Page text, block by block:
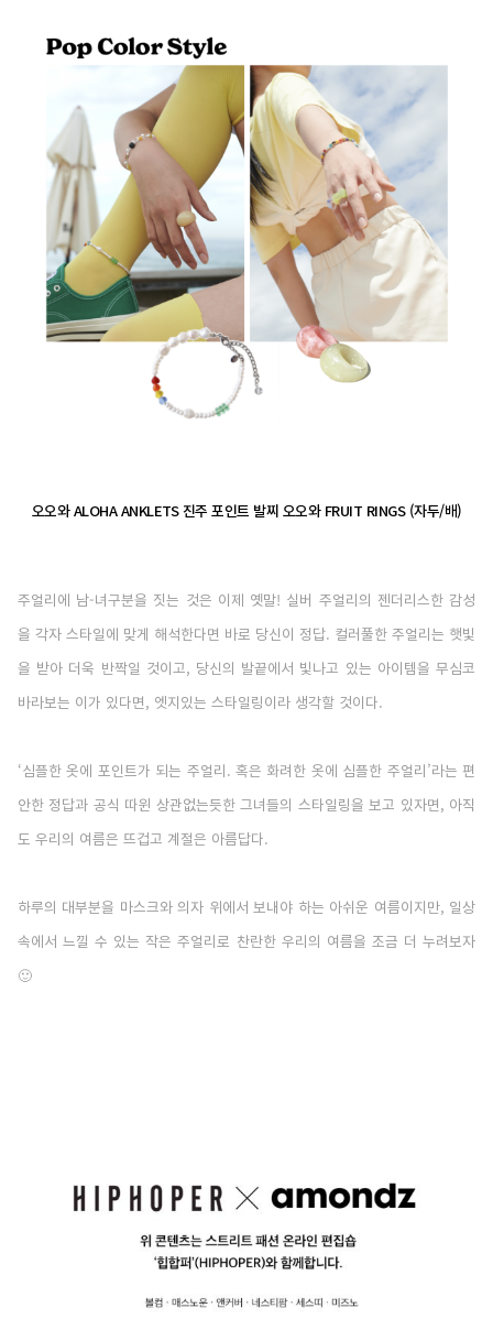
오오와 ALOHA ANKLETS 진주 포인트 발찌 오오와 FRUIT RINGS (자두/배)
주얼리에 남-녀구분을 짓는 것은 이제 옛말! 실버 주얼리의 젠더리스한 감성
을 각자 스타일에 맞게 해석한다면 바로 당신이 정답. 컬러풀한 주얼리는 햇빛
을 받아 더욱 반짝일 것이고, 당신의 발끝에서 빛나고 있는 아이템을 무심코
바라보는 이가 있다면, 엣지있는 스타일링이라 생각할 것이다.
‘심플한 옷에 포인트가 되는 주얼리. 혹은 화려한 옷에 심플한 주얼리’라는 편
안한 정답과 공식 따윈 상관없는듯한 그녀들의 스타일링을 보고 있자면, 아직
도 우리의 여름은 뜨겁고 계절은 아름답다.
하루의 대부분을 마스크와 의자 위에서 보내야 하는 아쉬운 여름이지만, 일상
속에서 느낄 수 있는 작은 주얼리로 찬란한 우리의 여름을 조금 더 누려보자
🙂